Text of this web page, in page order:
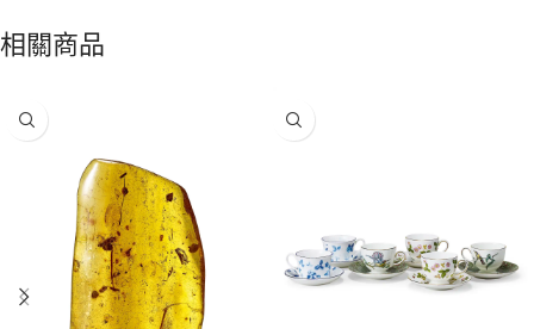
相關商品